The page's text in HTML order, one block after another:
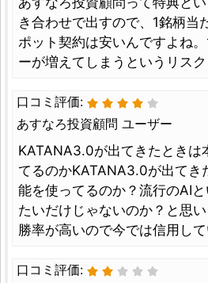
き合わせで出すので、1銘柄当
ポット契約は安いんですよね
ーが増えてしまうというリスク
口コミ評価:
あすなろ投資顧問 ユーザー
KATANA3.0が出てきたときは
てるのかKATANA3.0が出てき
能を使ってるのか？流行のAI
たいだけじゃないのか？と思
勝率が高いので今では信用して
口コミ評価: